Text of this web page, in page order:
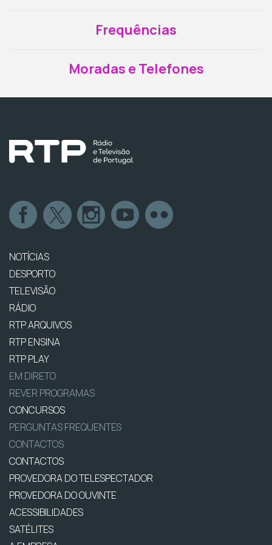
Frequências
Moradas e Telefones
NOTÍCIAS
DESPORTO
TELEVISÃO
RÁDIO
RTP ARQUIVOS
RTP ENSINA
RTP PLAY
EM DIRETO
REVER PROGRAMAS
CONCURSOS
PERGUNTAS FREQUENTES
CONTACTOS
CONTACTOS
PROVEDORA DO TELESPECTADOR
PROVEDORA DO OUVINTE
ACESSIBILIDADES
SATÉLITES